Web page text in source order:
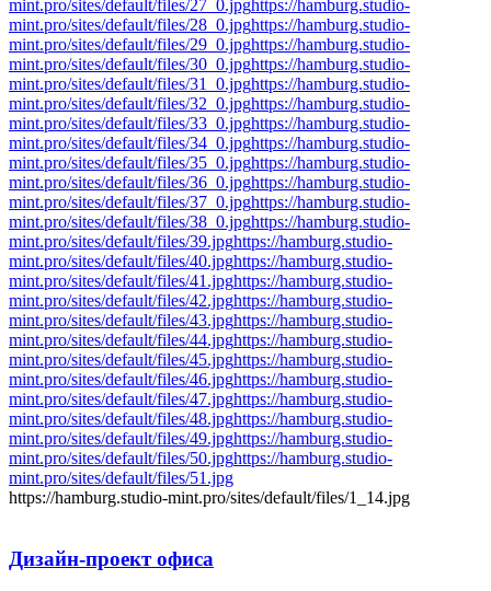
mint.pro/sites/default/files/27_0.jpghttps://hamburg.studio-
mint.pro/sites/default/files/28_0.jpghttps://hamburg.studio-
mint.pro/sites/default/files/29_0.jpghttps://hamburg.studio-
mint.pro/sites/default/files/30_0.jpghttps://hamburg.studio-
mint.pro/sites/default/files/31_0.jpghttps://hamburg.studio-
mint.pro/sites/default/files/32_0.jpghttps://hamburg.studio-
mint.pro/sites/default/files/33_0.jpghttps://hamburg.studio-
mint.pro/sites/default/files/34_0.jpghttps://hamburg.studio-
mint.pro/sites/default/files/35_0.jpghttps://hamburg.studio-
mint.pro/sites/default/files/36_0.jpghttps://hamburg.studio-
mint.pro/sites/default/files/37_0.jpghttps://hamburg.studio-
mint.pro/sites/default/files/38_0.jpghttps://hamburg.studio-
mint.pro/sites/default/files/39.jpghttps://hamburg.studio-
mint.pro/sites/default/files/40.jpghttps://hamburg.studio-
mint.pro/sites/default/files/41.jpghttps://hamburg.studio-
mint.pro/sites/default/files/42.jpghttps://hamburg.studio-
mint.pro/sites/default/files/43.jpghttps://hamburg.studio-
mint.pro/sites/default/files/44.jpghttps://hamburg.studio-
mint.pro/sites/default/files/45.jpghttps://hamburg.studio-
mint.pro/sites/default/files/46.jpghttps://hamburg.studio-
mint.pro/sites/default/files/47.jpghttps://hamburg.studio-
mint.pro/sites/default/files/48.jpghttps://hamburg.studio-
mint.pro/sites/default/files/49.jpghttps://hamburg.studio-
mint.pro/sites/default/files/50.jpghttps://hamburg.studio-
mint.pro/sites/default/files/51.jpg
https://hamburg.studio-mint.pro/sites/default/files/1_14.jpg
Дизайн-проектофиса